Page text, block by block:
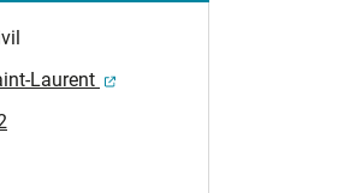
Laurent
(ouverture dans un nouvel